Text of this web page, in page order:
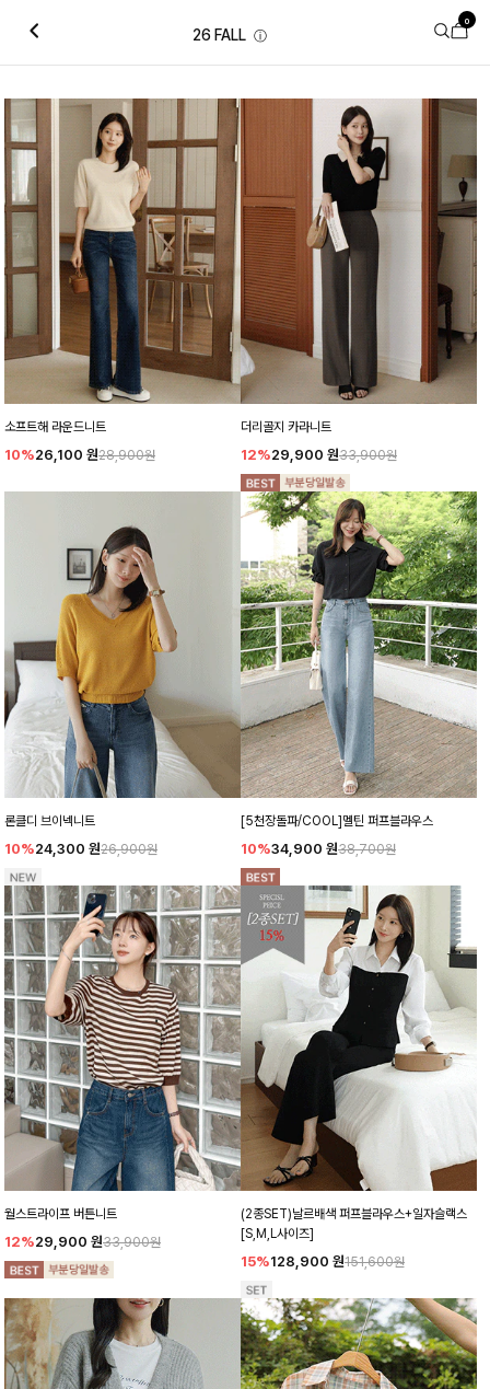
26 FALL ⓘ
0
소프트해 라운드니트
10%26,100 원28,900원
더리골지 카라니트
12%29,900 원33,900원
론클디 브이넥니트
10%24,300 원26,900원
[5천장돌파/COOL]멜틴 퍼프블라우스
10%34,900 원38,700원
월스트라이프 버튼니트
12%29,900 원33,900원
(2종SET)날르배색 퍼프블라우스+일자슬랙스
[S,M,L사이즈]
15%128,900 원151,600원